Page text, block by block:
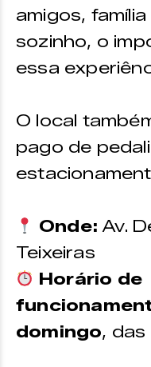
amigos,
sozinho, o
essa
O local
pago de
Onde: Av.
Teixeiras
Horário de
domingo, das